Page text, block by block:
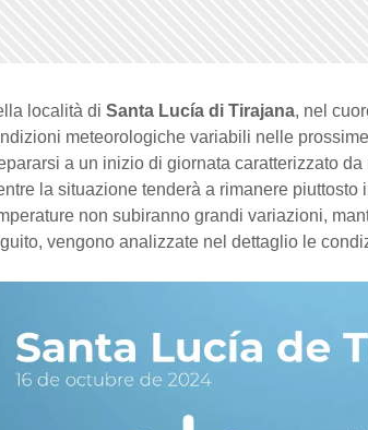
località di Santa Lucía di Tirajana, nel
meteorologiche variabili nelle
a un inizio di giornata caratterizzato
la situazione tenderà a rimanere
non subiranno grandi variazioni,
vengono analizzate nel dettaglio le